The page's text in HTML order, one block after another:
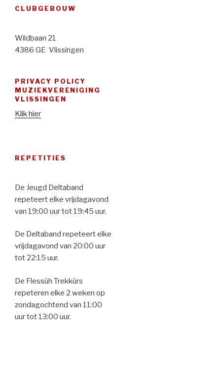
CLUBGEBOUW
Wildbaan 21
4386 GE Vlissingen
PRIVACY POLICY
MUZIEKVERENIGING
VLISSINGEN
Klik hier
REPETITIES
De Jeugd Deltaband
repeteert elke vrijdagavond
van 19:00 uur tot 19:45 uur.
De Deltaband repeteert elke
vrijdagavond van 20:00 uur
tot 22:15 uur.
De Flessûh Trekkûrs
repeteren elke 2 weken op
zondagochtend van 11:00
uur tot 13:00 uur.